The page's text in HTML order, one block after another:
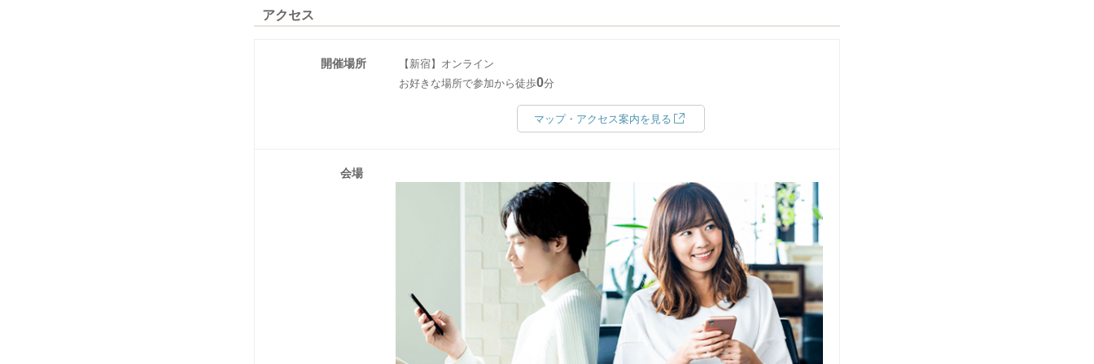
アクセス
開催場所
【新宿】オンライン
お好きな場所で参加から徒歩0分
マップ・アクセス案内を見る
会場